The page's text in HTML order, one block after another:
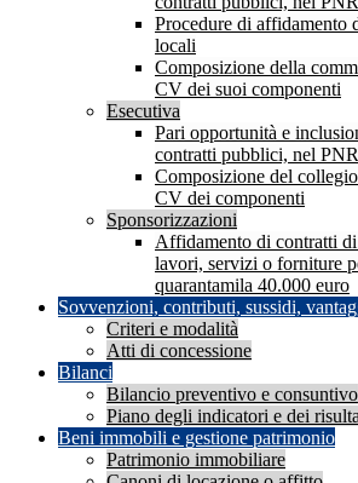
Procedure di affidamento
locali
Composizione della
CV dei suoi componenti
Esecutiva
Pari opportunità e
contratti pubblici, nel
Composizione del
CV dei componenti
Sponsorizzazioni
Affidamento di contratti
lavori, servizi o forniture
quarantamila 40.000 euro
Sovvenzioni, contributi, sussidi,
Criteri e modalità
Atti di concessione
Bilanci
Bilancio preventivo e consuntivo
Piano degli indicatori e dei
Beni immobili e gestione patrimonio
Patrimonio immobiliare